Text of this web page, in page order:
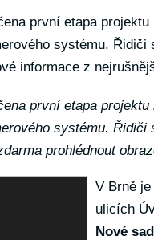
první etapa
systému. Řidiči
informace z
první etapa projektu
systému. Řidiči
prohlédnout
V Brně
ulicích
Nové